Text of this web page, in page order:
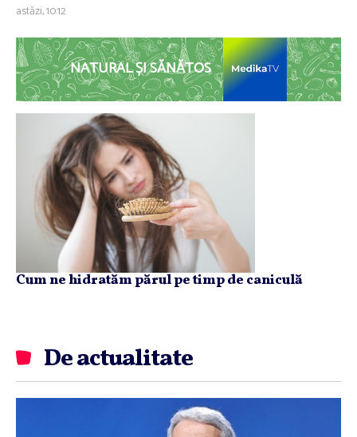
astăzi, 10:12
NATURAL ȘI SĂNĂTOS
Cum ne hidratăm părul pe timp de caniculă
De actualitate